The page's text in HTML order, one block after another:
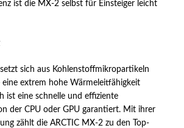
ist die MX-2 selbst für Einsteiger leicht
sich aus Kohlenstoffmikropartikeln
eine extrem hohe Wärmeleitfähigkeit
ist eine schnelle und effiziente
der CPU oder GPU garantiert. Mit ihrer
zählt die ARCTIC MX-2 zu den Top-